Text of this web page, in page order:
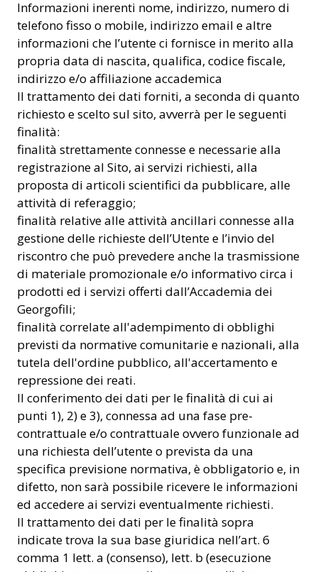
Informazioni inerenti nome, indirizzo, numero di
telefono fisso o mobile, indirizzo email e altre
informazioni che l’utente ci fornisce in merito alla
propria data di nascita, qualifica, codice fiscale,
indirizzo e/o affiliazione accademica
Il trattamento dei dati forniti, a seconda di quanto
richiesto e scelto sul sito, avverrà per le seguenti
finalità:
finalità strettamente connesse e necessarie alla
registrazione al Sito, ai servizi richiesti, alla
proposta di articoli scientifici da pubblicare, alle
attività di referaggio;
finalità relative alle attività ancillari connesse alla
gestione delle richieste dell’Utente e l’invio del
riscontro che può prevedere anche la trasmissione
di materiale promozionale e/o informativo circa i
prodotti ed i servizi offerti dall’Accademia dei
Georgofili;
finalità correlate all'adempimento di obblighi
previsti da normative comunitarie e nazionali, alla
tutela dell'ordine pubblico, all'accertamento e
repressione dei reati.
Il conferimento dei dati per le finalità di cui ai
punti 1), 2) e 3), connessa ad una fase pre-
contrattuale e/o contrattuale ovvero funzionale ad
una richiesta dell’utente o prevista da una
specifica previsione normativa, è obbligatorio e, in
difetto, non sarà possibile ricevere le informazioni
ed accedere ai servizi eventualmente richiesti.
Il trattamento dei dati per le finalità sopra
indicate trova la sua base giuridica nell’art. 6
comma 1 lett. a (consenso), lett. b (esecuzione